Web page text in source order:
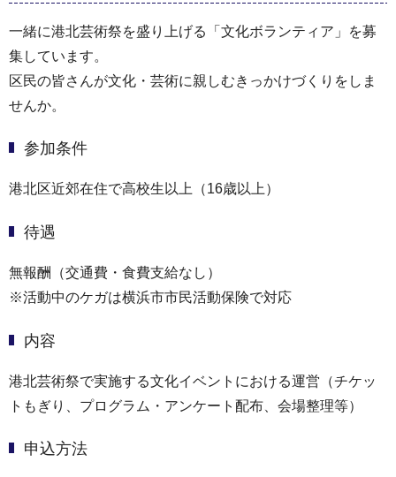
一緒に港北芸術祭を盛り上げる「文化ボランティア」を募
集しています。
区民の皆さんが文化・芸術に親しむきっかけづくりをしま
せんか。
参加条件
港北区近郊在住で高校生以上（16歳以上）
待遇
無報酬（交通費・食費支給なし）
※活動中のケガは横浜市市民活動保険で対応
内容
港北芸術祭で実施する文化イベントにおける運営（チケッ
トもぎり、プログラム・アンケート配布、会場整理等）
申込方法